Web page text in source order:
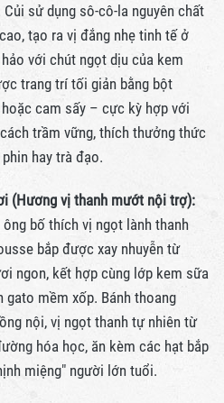
sử dụng sô-cô-la nguyên chất
tạo ra vị đắng nhẹ tinh tế ở
với chút ngọt dịu của kem
trang trí tối giản bằng bột
cam sấy – cực kỳ hợp với
trầm vững, thích thưởng thức
hay trà đạo.
(Hương vị thanh mướt nội trợ):
bố thích vị ngọt lành thanh
bắp được xay nhuyễn từ
ngon, kết hợp cùng lớp kem sữa
gato mềm xốp. Bánh thoang
nội, vị ngọt thanh tự nhiên từ
hóa học, ăn kèm các hạt bắp
miệng" người lớn tuổi.